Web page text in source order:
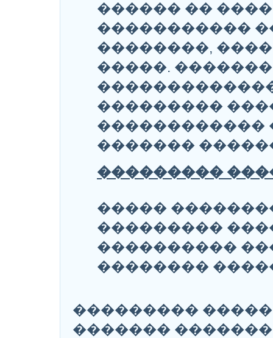
������ ��
�����������
��������,
�����.
���������
������������
�������
���������
�����
���������
����������
��������
���������
�������